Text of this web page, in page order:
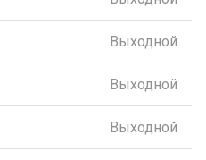
Выходной
Выходной
Выходной